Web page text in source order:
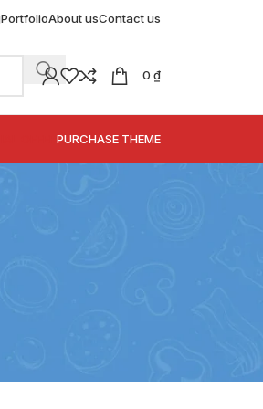
PortfolioAbout usContact us
0 ₫
PURCHASE THEME